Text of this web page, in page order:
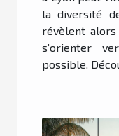
la diversité
révèlent
s’orienter
possible.